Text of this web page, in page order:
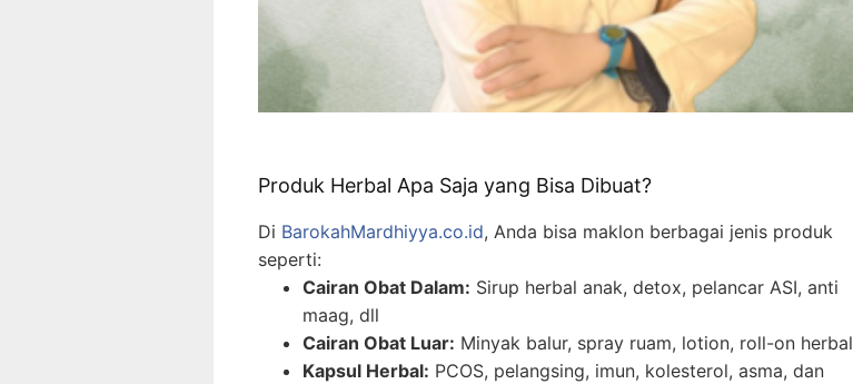
Produk Herbal Apa Saja yang Bisa Dibuat?
Di BarokahMardhiyya.co.id, Anda bisa maklon berbagai jenis produk
seperti:
Cairan Obat Dalam: Sirup herbal anak, detox, pelancar ASI, anti
maag, dll
Cairan Obat Luar: Minyak balur, spray ruam, lotion, roll-on herbal
Kapsul Herbal: PCOS, pelangsing, imun, kolesterol, asma, dan